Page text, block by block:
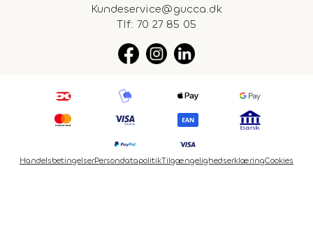
Kundeservice@gucca.dk
Tlf: 70 27 85 05
HandelsbetingelserPersondatapolitikTilgængelighedserklæringCookies